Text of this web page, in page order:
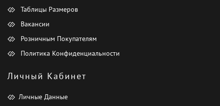
Таблицы Размеров
Вакансии
Розничным Покупателям
Политика Конфиденциальности
Личный Кабинет
Личные Данные